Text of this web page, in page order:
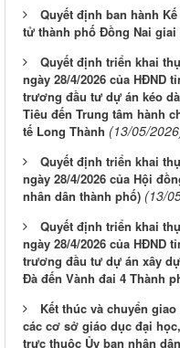
Quyết định ban hành
tử thành phố Đồng Nai giai
Quyết định triển khai
ngày 28/4/2026 của HĐND
trương đầu tư dự án kéo
Tiêu đến Trung tâm hành
tế Long Thành (13/05/
Quyết định triển khai
ngày 28/4/2026 của Hội
nhân dân thành phố) (13/
Quyết định triển khai
ngày 28/4/2026 của HĐND
trương đầu tư dự án xây
Đà đến Vành đai 4 Thành
Kết thúc và chuyển
các cơ sở giáo dục đại
trực thuộc Ủy ban nhân